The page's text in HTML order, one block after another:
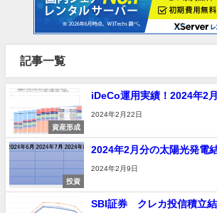
記事一覧
資産形成
iDeCo運用実績！2024年2
2024年2月22日
投資
2024年2月分の太陽光発電
2024年2月9日
SBI証券 クレカ投信積立